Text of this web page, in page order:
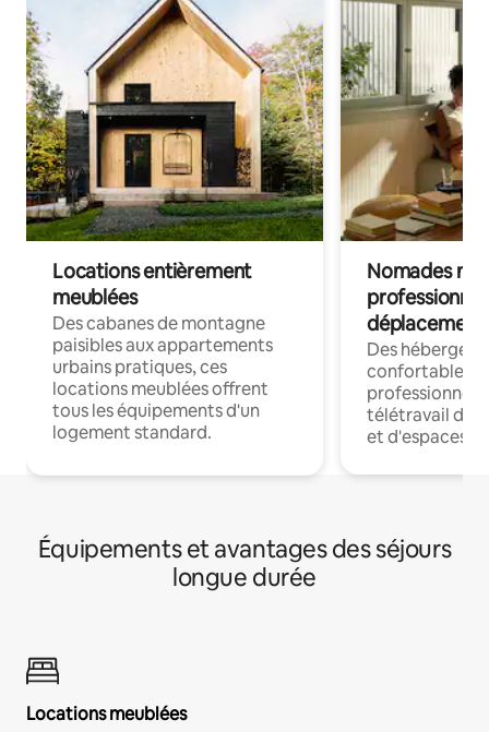
Locations entièrement
meublées
Des cabanes de montagne
paisibles aux appartements
urbains pratiques, ces
locations meublées offrent
tous les équipements d'un
logement standard.
Nomades
déplacement
Des
confortables
professionnels
télétravail
et d'espaces
Équipements et avantages des séjours
longue durée
Locations meublées